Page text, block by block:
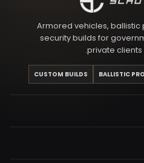
Armored vehicles,
security builds for
private clients
BALLISTIC
CUSTOM BUILDS